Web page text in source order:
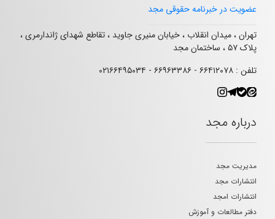
عضویت در خبرنامه حقوقی مجد
تهران ، میدان انقلاب ، خیابان منیری جاوید ، تقاطع شهدای ژاندارمری ،
پلاک ۵۷ ، ساختمان مجد
تلفن : ۶۶۴۱۲۰۷۸ - ۶۶۹۶۳۳۸۶ - ۰۲۱۶۶۴۹۵۰۳۴
درباره مجد
مدیریت مجد
انتشارات مجد
انتشارات امجد
دفتر مطالعات و آموزش